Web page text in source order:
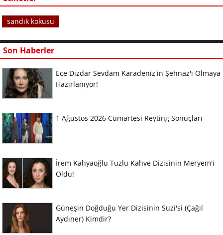
sandık kokusu
Son Haberler
Ece Dizdar Sevdam Karadeniz'in Şehnaz'ı Olmaya
Hazırlanıyor!
1 Ağustos 2026 Cumartesi Reyting Sonuçları
İrem Kahyaoğlu Tuzlu Kahve Dizisinin Meryem'i
Oldu!
Güneşin Doğduğu Yer Dizisinin Suzi'si (Çağıl
Aydıner) Kimdir?